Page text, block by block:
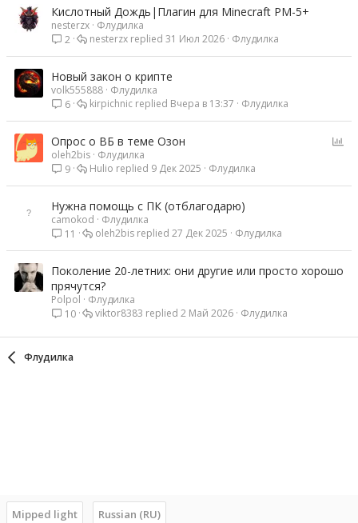
Кислотный Дождь|Плагин для Minecraft PM-5+
nesterzx Флудилка
2
Флудилка
31 Июл 2026
nesterzx
Новый закон о крипте
volk555888 Флудилка
6
Флудилка
Вчера в 13:37
kirpichnic
о
Опрос о ВБ в теме Озон
oleh2bis Флудилка
9
Флудилка
9 Дек 2025
Hulio
Нужна помощь с ПК (отблагодарю)
camokod
Флудилка
11
Флудилка
27 Дек 2025
oleh2bis
Поколение 20-летних: они другие или просто хорошо
прячутся?
Polpol
Флудилка
10
Флудилка
2 Май 2026
viktor8383
Флудилка
Mipped light
Russian (RU)